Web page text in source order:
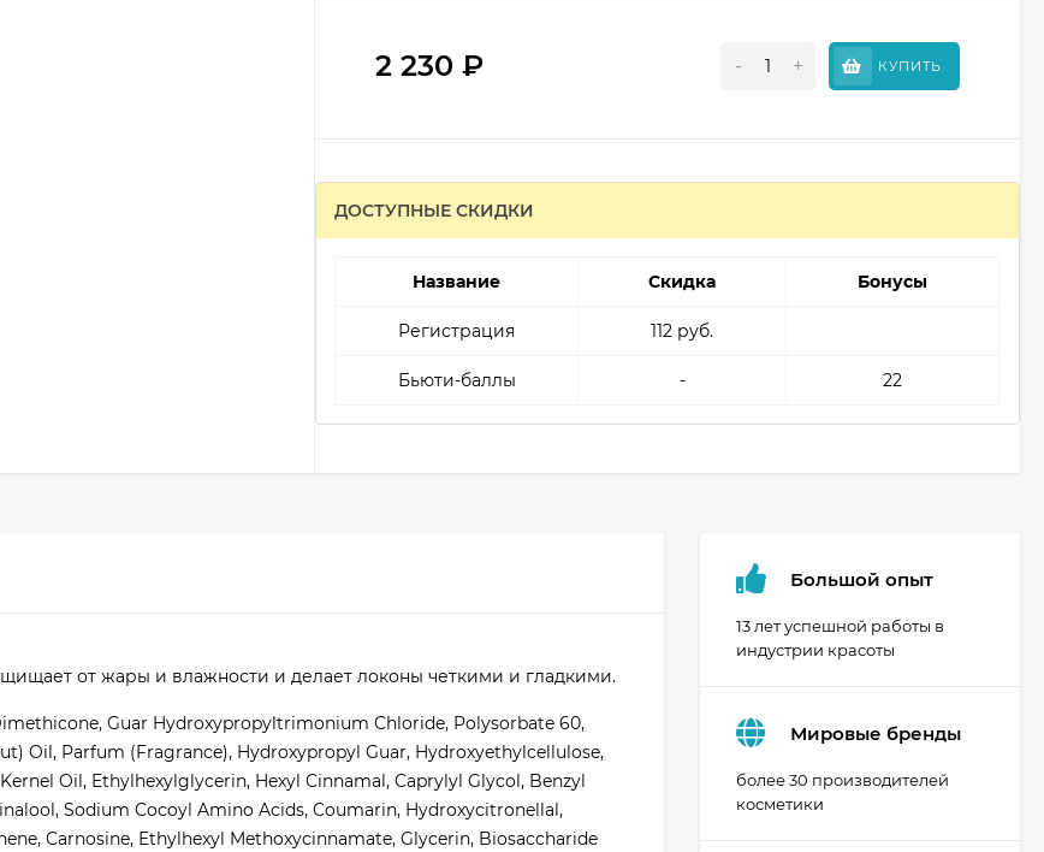
2 230₽ - + КУПИТЬ
ДОСТУПНЫЕ СКИДКИ
Название Скидка Бонусы
Регистрация 112 руб.
Бьюти-баллы - 22
от жары и влажности и делает локоны четкими и гладкими.
Guar Hydroxypropyltrimonium Chloride, Polysorbate 60,
Oil, Parfum (Fragrance), Hydroxypropyl Guar, Hydroxyethylcellulose,
Oil, Ethylhexylglycerin, Hexyl Cinnamal, Caprylyl Glycol, Benzyl
Sodium Cocoyl Amino Acids, Coumarin, Hydroxycitronellal,
Carnosine, Ethylhexyl Methoxycinnamate, Glycerin, Biosaccharide
Большой опыт
13 лет успешной работы в
индустрии красоты
Мировые бренды
более 30 производителей
косметики